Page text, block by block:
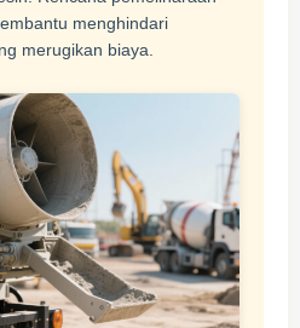
menghindari
merugikan biaya.